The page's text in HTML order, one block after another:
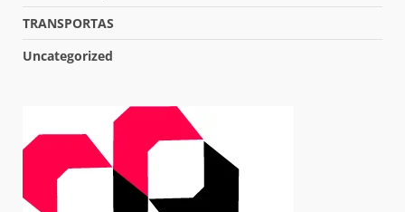
TRANSPORTAS
Uncategorized